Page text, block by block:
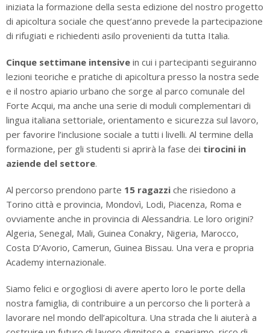
iniziata la formazione della sesta edizione del nostro progetto
di apicoltura sociale che quest’anno prevede la partecipazione
di rifugiati e richiedenti asilo provenienti da tutta Italia.
Cinque settimane intensive in cui i partecipanti seguiranno
lezioni teoriche e pratiche di apicoltura presso la nostra sede
e il nostro apiario urbano che sorge al parco comunale del
Forte Acqui, ma anche una serie di moduli complementari di
lingua italiana settoriale, orientamento e sicurezza sul lavoro,
per favorire l’inclusione sociale a tutti i livelli. Al termine della
formazione, per gli studenti si aprirà la fase dei tirocini in
aziende del settore.
Al percorso prendono parte 15 ragazzi che risiedono a
Torino città e provincia, Mondovì, Lodi, Piacenza, Roma e
ovviamente anche in provincia di Alessandria. Le loro origini?
Algeria, Senegal, Mali, Guinea Conakry, Nigeria, Marocco,
Costa D’Avorio, Camerun, Guinea Bissau. Una vera e propria
Academy internazionale.
Siamo felici e orgogliosi di avere aperto loro le porte della
nostra famiglia, di contribuire a un percorso che li porterà a
lavorare nel mondo dell’apicoltura. Una strada che li aiuterà a